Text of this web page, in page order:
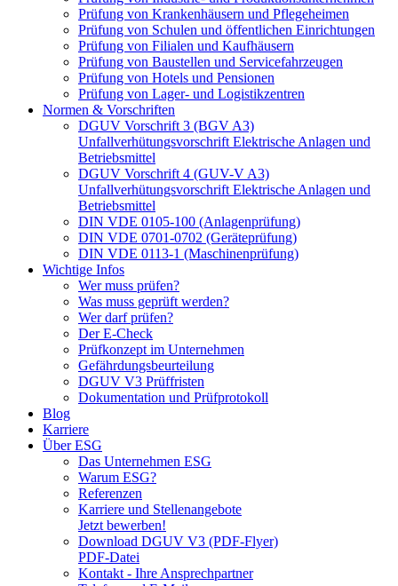
Prüfung von Krankenhäusern und Pflegeheimen
Prüfung von Schulen und öffentlichen Einrichtungen
Prüfung von Filialen und Kaufhäusern
Prüfung von Baustellen und Servicefahrzeugen
Prüfung von Hotels und Pensionen
Prüfung von Lager- und Logistikzentren
Normen & Vorschriften
DGUV Vorschrift 3 (BGV A3)
Unfallverhütungsvorschrift Elektrische Anlagen und
Betriebsmittel
DGUV Vorschrift 4 (GUV-V A3)
Unfallverhütungsvorschrift Elektrische Anlagen und
Betriebsmittel
DIN VDE 0105-100 (Anlagenprüfung)
DIN VDE 0701-0702 (Geräteprüfung)
DIN VDE 0113-1 (Maschinenprüfung)
Wichtige Infos
Wer muss prüfen?
Was muss geprüft werden?
Wer darf prüfen?
Der E-Check
Prüfkonzept im Unternehmen
Gefährdungsbeurteilung
DGUV V3 Prüffristen
Dokumentation und Prüfprotokoll
Blog
Karriere
Über ESG
Das Unternehmen ESG
Warum ESG?
Referenzen
Karriere und Stellenangebote
Jetzt bewerben!
Download DGUV V3 (PDF-Flyer)
PDF-Datei
Kontakt - Ihre Ansprechpartner